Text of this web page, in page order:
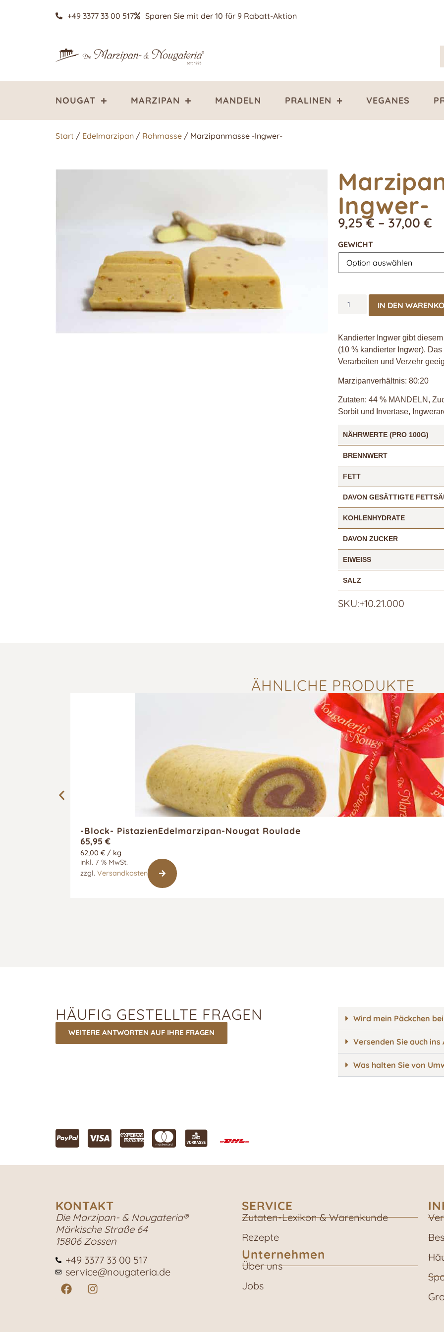
+49 3377 33 00 517 Sparen Sie mit der 10 für 9 Rabatt-Aktion
NOUGAT MARZIPAN MANDELN PRALINEN VEGANES
Start / Edelmarzipan / Rohmasse / Marzipanmasse -Ingwer-
Ingwer-
9,25€ – 37,00 €
GEWICHT
IN DEN
Kandierter Ingwer gibt
(10 % kandierter Ingwer).
Verarbeiten und Verzehr
Marzipanverhältnis: 80:20
Zutaten: 44 % MANDELN,
Sorbit und Invertase,
NÄHRWERTE (PRO 100G)
BRENNWERT
FETT
DAVON GESÄTTIGTE
KOHLENHYDRATE
DAVON ZUCKER
EIWEISS
SALZ
SKU:+10.21.000
ÄHNLICHE PRODUKTE
-Block- PistazienEdelmarzipan-Nougat Roulade
65,95 €
62,00 € / kg
inkl. 7 % MwSt.
zzgl. Versandkosten
HÄUFIG GESTELLTE FRAGEN
WEITERE ANTWORTEN AUF IHRE FRAGEN
Wird mein Päckchen
Versenden Sie auch ins
Was halten Sie von
KONTAKT
Die Marzipan- & Nougateria®
Märkische Straße 64
15806 Zossen
+49 3377 33 00 517
service@nougateria.de
SERVICE
Zutaten-Lexikon & Warenkunde
Rezepte
Unternehmen
Über uns
Jobs